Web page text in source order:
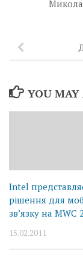
YOU MAY
Intel
рішення для
зв’язку на MWC
15.02.2011